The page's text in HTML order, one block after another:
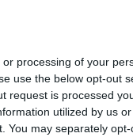
processing of your
use the below opt-out
request is processed
utilized by us
You may separately
φτιάξετε
στο σπίτι.
και σε
και ένα
να